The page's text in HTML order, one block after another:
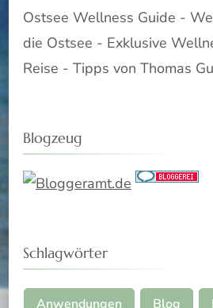
Ostsee Wellness Guide -
die Ostsee - Exklusive
Reise - Tipps von Thomas
Blogzeug
Schlagwörter
Anwendungen Blog